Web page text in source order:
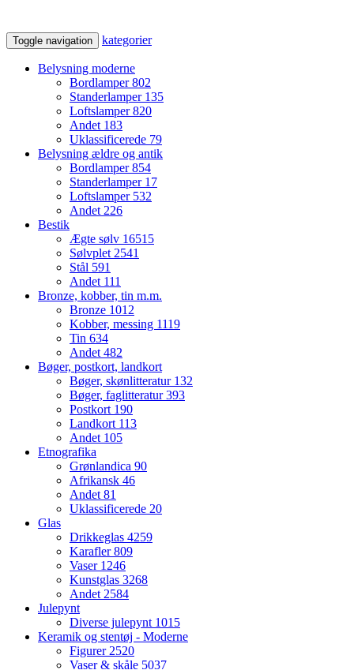
Toggle navigation kategorier
Belysning moderne
Bordlamper802
Standerlamper 135
Loftslamper820
Andet 183
Uklassificerede 79
Belysning ældre og antik
Bordlamper854
Standerlamper 17
Loftslamper 532
Andet226
Bestik
Ægte sølv 16515
Sølvplet2541
Stål 591
Andet 111
Bronze, kobber, tin m.m.
Bronze 1012
Kobber, messing 1119
Tin 634
Andet482
Bøger, postkort, landkort
Bøger, skønlitteratur 132
Bøger, faglitteratur393
Postkort 190
Landkort 113
Andet 105
Etnografika
Grønlandica 90
Afrikansk 46
Andet81
Uklassificerede 20
Glas
Drikkeglas 4259
Karafler809
Vaser 1246
Kunstglas 3268
Andet2584
Julepynt
Diverse julepynt 1015
Keramik og stentøj - Moderne
Figurer2520
Vaser & skåle 5037